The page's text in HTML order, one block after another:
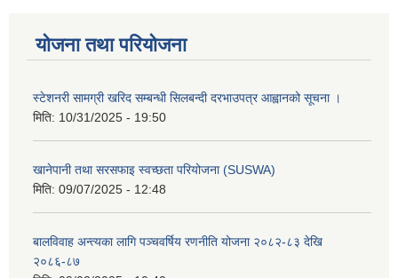
योजना तथा परियोजना
स्टेशनरी सामग्री खरिद सम्बन्धी सिलबन्दी दरभाउपत्र आह्वानको सूचना ।
मिति: 10/31/2025 - 19:50
खानेपानी तथा सरसफाइ स्वच्छता परियोजना (SUSWA)
मिति: 09/07/2025 - 12:48
बालविवाह अन्त्यका लागि पञ्चवर्षिय रणनीति योजना २०८२-८३ देखि
२०८६-८७